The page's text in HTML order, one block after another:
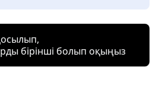
бірінші болып оқыңыз